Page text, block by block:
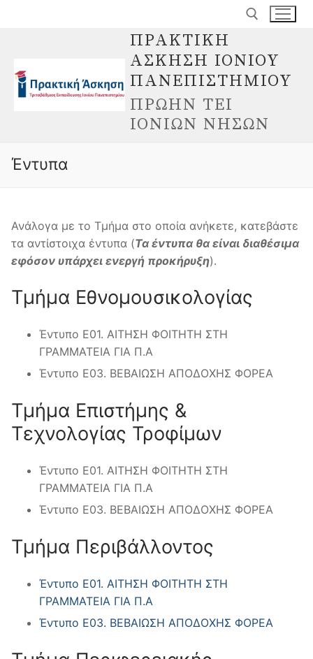
Αναζήτηση για:
ΠΡΑΚΤΙΚΗ
ΑΣΚΗΣΗ ΙΟΝΙΟΥ
ΠΑΝΕΠΙΣΤΗΜΙΟΥ
ΠΡΩΗΝ ΤΕΙ
ΙΟΝΙΩΝ ΝΗΣΩΝ
Έντυπα
Ανάλογα με το Τμήμα στο οποία ανήκετε, κατεβάστε
τα αντίστοιχα έντυπα (Τα έντυπα θα είναι διαθέσιμα
εφόσον υπάρχει ενεργή προκήρυξη).
Τμήμα Εθνομουσικολογίας
Έντυπο Ε01. ΑΙΤΗΣΗ ΦΟΙΤΗΤΗ ΣΤΗ
ΓΡΑΜΜΑΤΕΙΑ ΓΙΑ Π.Α
Έντυπο Ε03. ΒΕΒΑΙΩΣΗ ΑΠΟΔΟΧΗΣ ΦΟΡΕΑ
Τμήμα Επιστήμης &
Τεχνολογίας Τροφίμων
Έντυπο Ε01. ΑΙΤΗΣΗ ΦΟΙΤΗΤΗ ΣΤΗ
ΓΡΑΜΜΑΤΕΙΑ ΓΙΑ Π.Α
Έντυπο Ε03. ΒΕΒΑΙΩΣΗ ΑΠΟΔΟΧΗΣ ΦΟΡΕΑ
Τμήμα Περιβάλλοντος
Έντυπο Ε01. ΑΙΤΗΣΗ ΦΟΙΤΗΤΗ ΣΤΗ
ΓΡΑΜΜΑΤΕΙΑ ΓΙΑ Π.Α
Έντυπο Ε03. ΒΕΒΑΙΩΣΗ ΑΠΟΔΟΧΗΣ ΦΟΡΕΑ